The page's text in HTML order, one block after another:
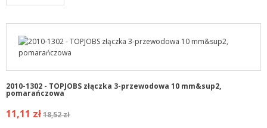
2010-1302 - TOPJOBS złączka 3-przewodowa 10 mm&sup2,
pomarańczowa
11,11 zł18,52 zł